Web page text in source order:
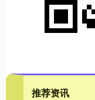
推荐资讯